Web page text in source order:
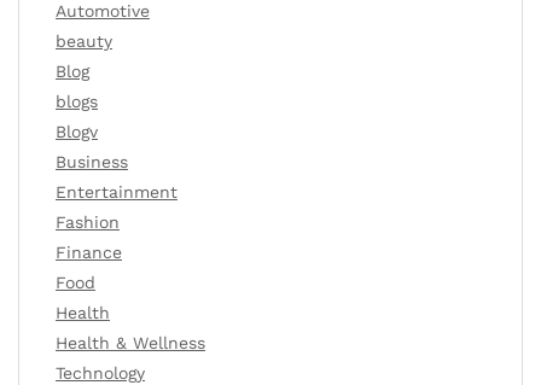
Automotive
beauty
Blog
blogs
Blogv
Business
Entertainment
Fashion
Finance
Food
Health
Health & Wellness
Technology